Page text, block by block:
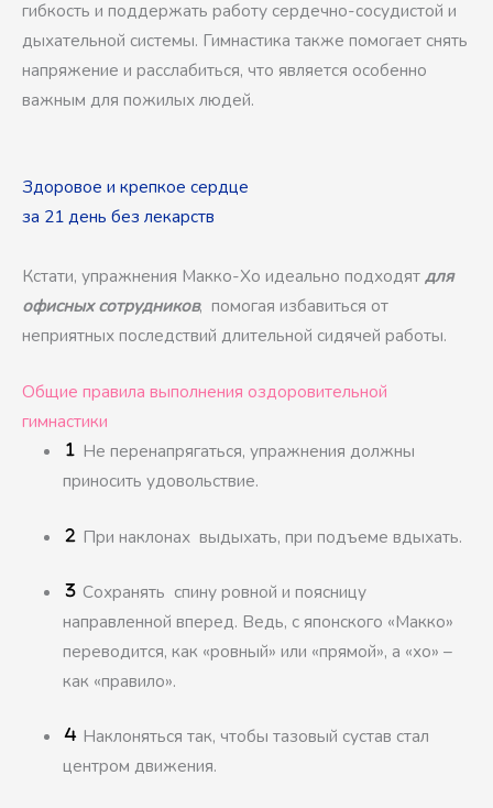
гибкость и поддержать работу сердечно-сосудистой и
дыхательной системы. Гимнастика также помогает снять
напряжение и расслабиться, что является особенно
важным для пожилых людей.
Здоровое и крепкое сердце
за 21 день без лекарств
Кстати, упражнения Макко-Хо идеально подходятдля
офисных сотрудников, помогая избавиться от
неприятных последствий длительной сидячей работы.
Общие правила выполнения оздоровительной
гимнастики
Не перенапрягаться, упражнения должны
приносить удовольствие.
При наклонах выдыхать, при подъеме вдыхать.
Сохранять спину ровной и поясницу
направленной вперед. Ведь, с японского «Макко»
переводится, как «ровный» или «прямой», а «хо» –
как «правило».
Наклоняться так, чтобы тазовый сустав стал
центром движения.